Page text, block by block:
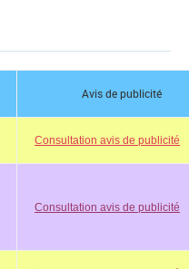
Avis de publicité
Consultation avis de publicité
Consultation avis de publicité